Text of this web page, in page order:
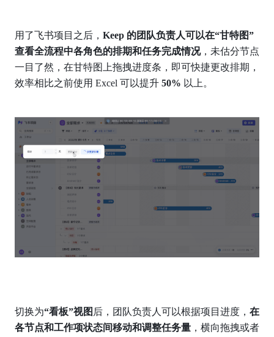
用了飞书项目之后， Keep 的团队负责人可以在“甘特图”
查看全流程中各角色的排期和任务完成情况，未估分节点
一目了然，在甘特图上拖拽进度条，即可快捷更改排期，
效率相比之前使用 Excel 可以提升 50% 以上。
切换为“看板”视图 后，团队负责人可以根据项目进度， 在
各节点和工作项状态间移动和调整任务量，横向拖拽或者